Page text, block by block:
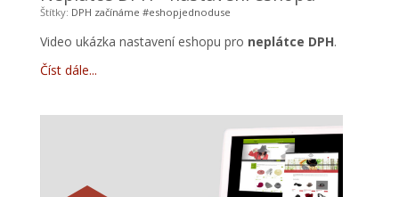
Štítky: DPH začínáme #eshopjednoduse
Video ukázka nastavení eshopu pro neplátce DPH.
Číst dále